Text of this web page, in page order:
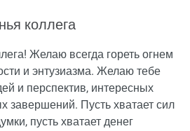
коллега
Желаю всегда гореть огнем
и энтузиазма. Желаю тебе
и перспектив, интересных
завершений. Пусть хватает сил
пусть хватает денег